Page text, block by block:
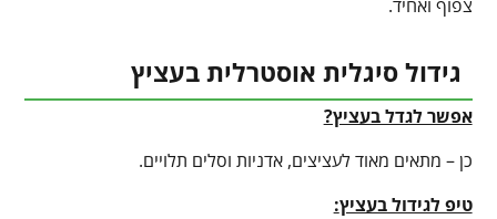
צפוף ואחיד.
גידול סיגלית אוסטרלית בעציץ
אפשר לגדל בעציץ?
כן – מתאים מאוד לעציצים, אדניות וסלים תלויים.
טיפ לגידול בעציץ: